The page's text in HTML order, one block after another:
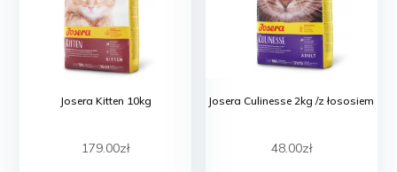
Josera Kitten 10kg
179.00zł
Josera Culinesse 2kg /z łososiem
48.00zł